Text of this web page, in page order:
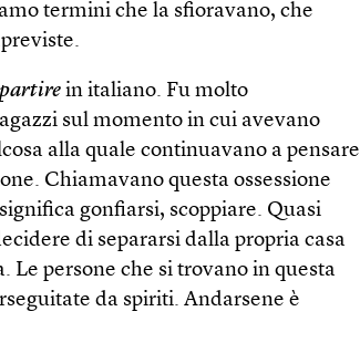
termini che la sfioravano, che
partirein italiano. Fu molto
sul momento in cui avevano
alla quale continuavano a pensare
Chiamavano questa ossessione
gonfiarsi, scoppiare. Quasi
di separarsi dalla propria casa
Le persone che si trovano in questa
da spiriti. Andarsene è